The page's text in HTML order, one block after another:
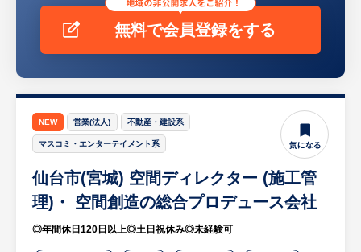
無料で会員登録をする
NEW 営業(法人) 不動産・建設系
マスコミ・エンターテイメント系
仙台市(宮城) 空間ディレクター (施工管
理)・ 空間創造の総合プロデュース会社
◎年間休日120日以上◎土日祝休み◎未経験可